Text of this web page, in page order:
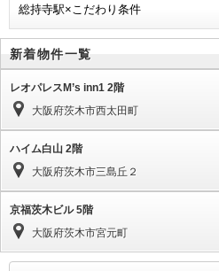
総持寺駅×こだわり条件
新着物件一覧
レオパレスM’s inn1 2階
大阪府茨木市西太田町
ハイム白山 2階
大阪府茨木市三島丘２
京福茨木ビル 5階
大阪府茨木市宮元町